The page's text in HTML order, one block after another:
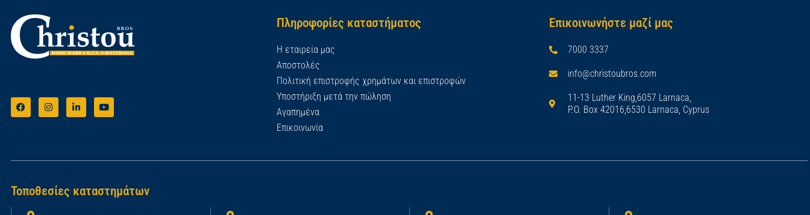
Πληροφορίες καταστήματος
Η εταιρεία μας
Αποστολές
Πολιτική επιστροφής χρημάτων και επιστροφών
Υποστήριξη μετά την πώληση
Αγαπημένα
Επικοινωνία
Επικοινωνήστε μαζί μας
7000 3337
info@christoubros.com
11-13 Luther King,6057 Larnaca,
P.O. Box 42016,6530 Larnaca, Cyprus
Τοποθεσίες καταστημάτων